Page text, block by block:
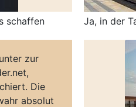
schaffen Ja, in der
zur
Die
absolut